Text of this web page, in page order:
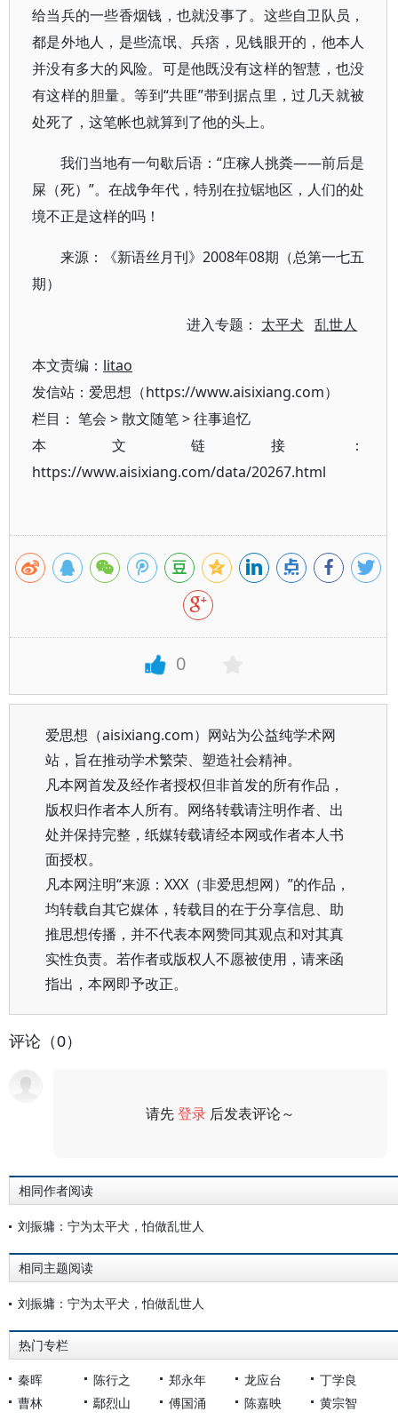
给当兵的一些香烟钱，也就没事了。这些自卫队员，
都是外地人，是些流氓、兵痞，见钱眼开的，他本人
并没有多大的风险。可是他既没有这样的智慧，也没
有这样的胆量。等到“共匪”带到据点里，过几天就被
处死了，这笔帐也就算到了他的头上。
我们当地有一句歇后语：“庄稼人挑粪——前后是
屎（死）”。在战争年代，特别在拉锯地区，人们的处
境不正是这样的吗！
来源：《新语丝月刊》2008年08期（总第一七五
期）
进入专题： 太平犬 乱世人
本文责编： litao
发信站：爱思想（https://www.aisixiang.com）
栏目： 笔会 >散文随笔>往事追忆
本文链接：
https://www.aisixiang.com/data/20267.html
0
爱思想（aisixiang.com）网站为公益纯学术网
站，旨在推动学术繁荣、塑造社会精神。
凡本网首发及经作者授权但非首发的所有作品，
版权归作者本人所有。网络转载请注明作者、出
处并保持完整，纸媒转载请经本网或作者本人书
面授权。
凡本网注明“来源：XXX（非爱思想网）”的作品，
均转载自其它媒体，转载目的在于分享信息、助
推思想传播，并不代表本网赞同其观点和对其真
实性负责。若作者或版权人不愿被使用，请来函
指出，本网即予改正。
评论（0）
请先登录 后发表评论～
相同作者阅读
刘振墉：宁为太平犬，怕做乱世人
相同主题阅读
刘振墉：宁为太平犬，怕做乱世人
热门专栏
秦晖 陈行之 郑永年 龙应台
丁学良
曹林
鄢烈山 傅国涌 陈嘉映
黄宗智